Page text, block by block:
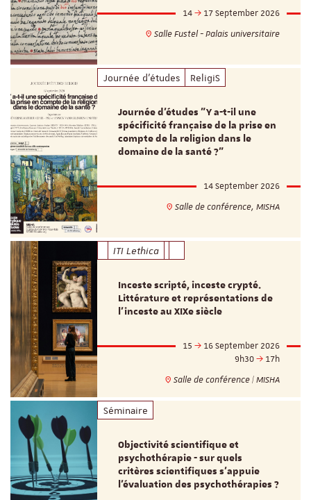
14
17 September 2026
Salle Fustel - Palais universitaire
Journée d'études ReligiS
Journée d’études "Y a-t-il une
spécificité française de la prise en
compte de la religion dans le
domaine de la santé ?"
14 September 2026
Salle de conférence, MISHA
ITI Lethica
Inceste scripté, inceste crypté.
Littérature et représentations de
l’inceste au XIXe siècle
15
16 September 2026
9h30
17h
Salle de conférence | MISHA
Séminaire
Objectivité scientifique et
psychothérapie - sur quels
critères scientifiques s'appuie
l'évaluation des psychothérapies ?